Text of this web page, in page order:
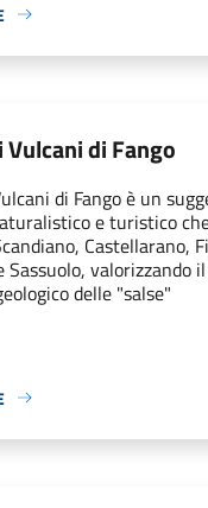
Vulcani di Fango
di Fango è un
e turistico
Castellarano,
Sassuolo, valorizzando
delle "salse"